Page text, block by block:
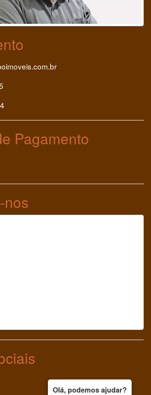
Pagamento
Olá, podemos ajudar?